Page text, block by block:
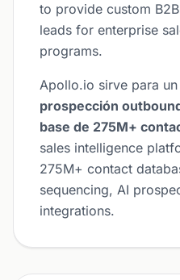
to provide custom
leads for enterprise
programs.
Apollo.io sirve para
prospección
base de 275M+
sales intelligence
275M+ contact
sequencing, AI
integrations.